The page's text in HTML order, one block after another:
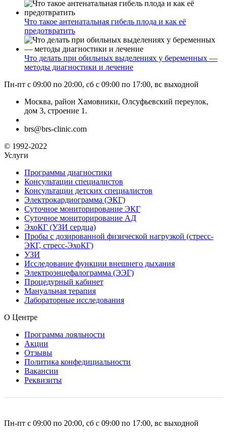
Что такое антенатальная гибель плода и как её
предотвратить
Что делать при обильных выделениях у беременных —
методы диагностики и лечение
Пн-пт с 09:00 по 20:00, сб с 09:00 по 17:00, вс выходной
Москва, район Хамовники, Олсуфьевский переулок,
дом 3, строение 1.
brs@brs-clinic.com
© 1992-2022
Услуги
Программы диагностики
Консультации специалистов
Консультации детских специалистов
Электрокардиограмма (ЭКГ)
Суточное мониторирование ЭКГ
Суточное мониторирование АД
ЭхоКГ (УЗИ сердца)
Пробы с дозированной физической нагрузкой (стресс-
ЭКГ, стресс-ЭхоКГ)
УЗИ
Исследование функции внешнего дыхания
Электроэнцефалограмма (ЭЭГ)
Процедурный кабинет
Мануальная терапия
Лабораторные исследования
О Центре
Программа лояльности
Акции
Отзывы
Политика конфедициальности
Вакансии
Реквизиты
Пн-пт с 09:00 по 20:00, сб с 09:00 по 17:00, вс выходной